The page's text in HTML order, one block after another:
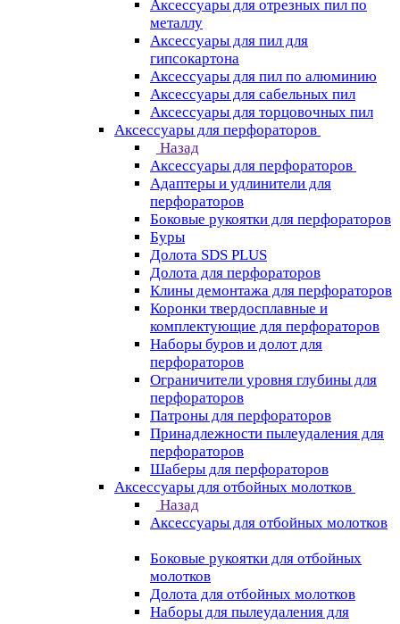
Аксессуары для отрезных пил по
металлу
Аксессуары для пил для
гипсокартона
Аксессуары для пил по алюминию
Аксессуары для сабельных пил
Аксессуары для торцовочных пил
Аксессуары для перфораторов
Назад
Аксессуары для перфораторов
Адаптеры и удлинители для
перфораторов
Боковые рукоятки для перфораторов
Буры
Долота SDS PLUS
Долота для перфораторов
Клины демонтажа для перфораторов
Коронки твердосплавные и
комплектующие для перфораторов
Наборы буров и долот для
перфораторов
Ограничители уровня глубины для
перфораторов
Патроны для перфораторов
Принадлежности пылеудаления для
перфораторов
Шаберы для перфораторов
Аксессуары для отбойных молотков
Назад
Аксессуары для отбойных молотков
Боковые рукоятки для отбойных
молотков
Долота для отбойных молотков
Наборы для пылеудаления для